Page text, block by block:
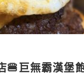
🍔巨無霸漢堡